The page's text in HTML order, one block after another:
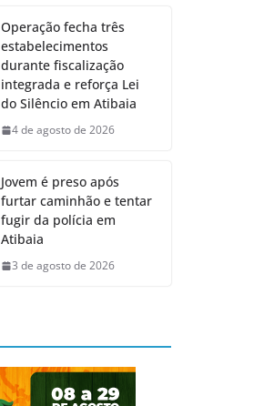
Operação fecha três
estabelecimentos
durante fiscalização
integrada e reforça Lei
do Silêncio em Atibaia
4 de agosto de 2026
Jovem é preso após
furtar caminhão e tentar
fugir da polícia em
Atibaia
3 de agosto de 2026